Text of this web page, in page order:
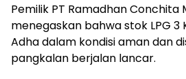
Pemilik PT Ramadhan Conchita
menegaskan bahwa stok LPG 3
Adha dalam kondisi aman dan
pangkalan berjalan lancar.